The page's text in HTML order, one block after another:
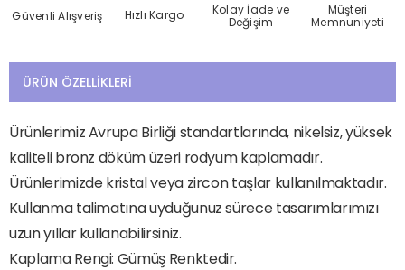
Güvenli Alışveriş Hızlı Kargo
Kolay İade ve
Değişim
Müşteri
Memnuniyeti
ÜRÜN ÖZELLIKLERI
Ürünlerimiz Avrupa Birliği standartlarında, nikelsiz, yüksek
kaliteli bronz döküm üzeri rodyum kaplamadır.
Ürünlerimizde kristal veya zircon taşlar kullanılmaktadır.
Kullanma talimatına uyduğunuz sürece tasarımlarımızı
uzun yıllar kullanabilirsiniz.
Kaplama Rengi: Gümüş Renktedir.